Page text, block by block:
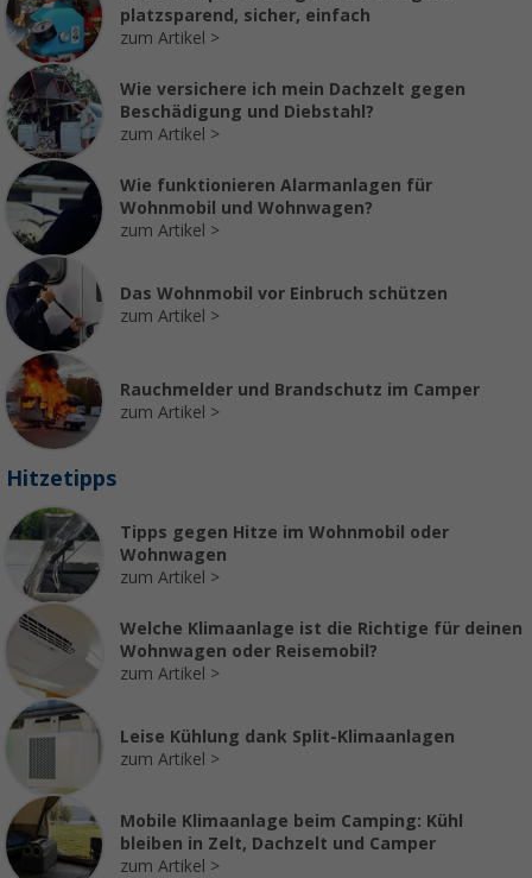
platzsparend, sicher, einfach
zum Artikel
Wie versichere ich mein Dachzelt gegen
Beschädigung und Diebstahl?
zum Artikel
Wie funktionieren Alarmanlagen für
Wohnmobil und Wohnwagen?
zum Artikel
Das Wohnmobil vor Einbruch schützen
zum Artikel
Rauchmelder und Brandschutz im Camper
zum Artikel
Hitzetipps
Tipps gegen Hitze im Wohnmobil oder
Wohnwagen
zum Artikel
Welche Klimaanlage ist die Richtige für deinen
Wohnwagen oder Reisemobil?
zum Artikel
Leise Kühlung dank Split-Klimaanlagen
zum Artikel
Mobile Klimaanlage beim Camping: Kühl
bleiben in Zelt, Dachzelt und Camper
zum Artikel